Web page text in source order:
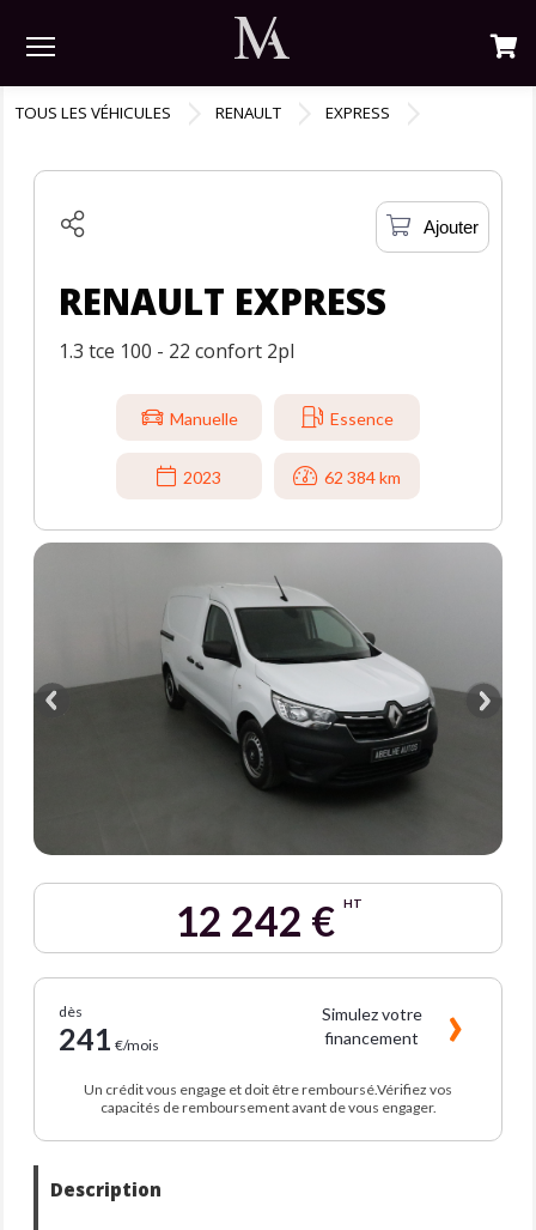
TOUS LES VÉHICULES RENAULT EXPRESS
Ajouter
RENAULT EXPRESS
1.3 tce 100 - 22 confort 2pl
Manuelle Essence
2023 62 384 km
12 242 € HT
dès
241 €/mois
Simulez votre
financement
Un crédit vous engage et doit être remboursé.Vérifiez vos
capacités de remboursement avant de vous engager.
Description